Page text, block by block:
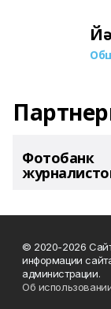
Фотобанк
© 2020-2026
информации
администрации.
Об